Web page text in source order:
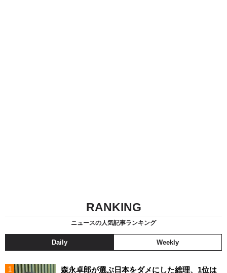
RANKING
ニュースの人気記事ランキング
Daily Weekly
森永卓郎が選ぶ日本をダメにした総理、1位は